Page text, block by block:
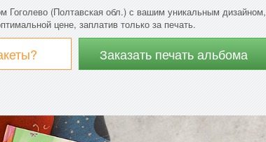
Гоголево (Полтавская обл.) с вашим уникальным дизайном,
цене, заплатив только за печать.
Заказать печать альбома